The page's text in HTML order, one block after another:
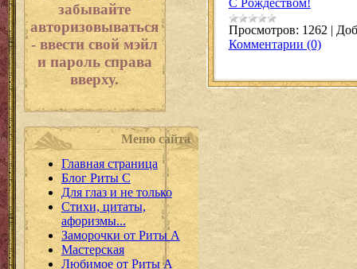
забывайте
авторизовываться
- ввести свой мэйл
и пароль справа
вверху.
Меню сайта
Главная страница
Блог Риты С
Для глаз и не только
Стихи, цитаты,
афоризмы...
Заморочки от Риты А
Мастерская
Любимое от Риты А
С Рождеством!
Просмотров: 1262 |
Комментарии (0)